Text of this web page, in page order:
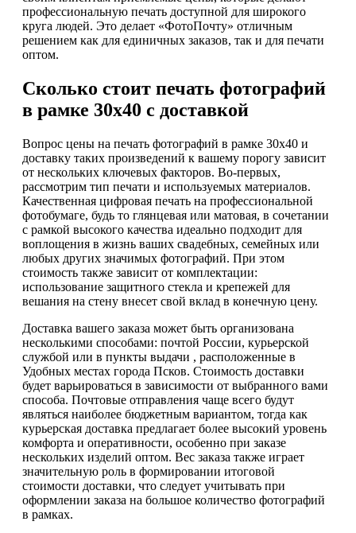
профессиональную печать доступной для широкого
круга людей. Это делает «ФотоПочту» отличным
решением как для единичных заказов, так и для печати
оптом.
Сколько стоит печать фотографий
в рамке 30х40 с доставкой
Вопрос цены на печать фотографий в рамке 30х40 и
доставку таких произведений к вашему порогу зависит
от нескольких ключевых факторов. Во-первых,
рассмотрим тип печати и используемых материалов.
Качественная цифровая печать на профессиональной
фотобумаге, будь то глянцевая или матовая, в сочетании
с рамкой высокого качества идеально подходит для
воплощения в жизнь ваших свадебных, семейных или
любых других значимых фотографий. При этом
стоимость также зависит от комплектации:
использование защитного стекла и крепежей для
вешания на стену внесет свой вклад в конечную цену.
Доставка вашего заказа может быть организована
несколькими способами: почтой России, курьерской
службой или в пункты выдачи , расположенные в
Удобных местах города Псков. Стоимость доставки
будет варьироваться в зависимости от выбранного вами
способа. Почтовые отправления чаще всего будут
являться наиболее бюджетным вариантом, тогда как
курьерская доставка предлагает более высокий уровень
комфорта и оперативности, особенно при заказе
нескольких изделий оптом. Вес заказа также играет
значительную роль в формировании итоговой
стоимости доставки, что следует учитывать при
оформлении заказа на большое количество фотографий
в рамках.